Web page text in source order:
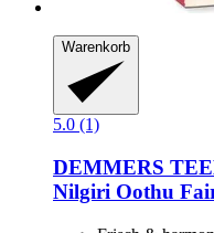
Warenkorb
5.0 (1)
DEMMERS
Nilgiri Oothu